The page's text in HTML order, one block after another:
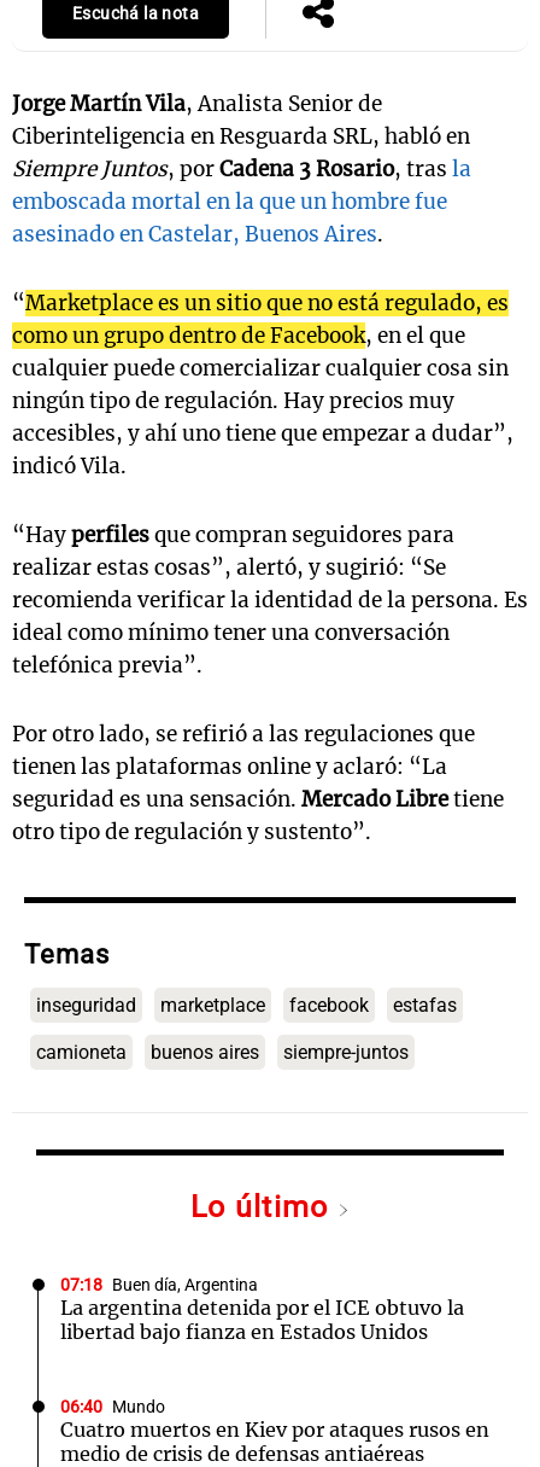
Escuchá la nota
Jorge Martín Vila, Analista Senior de
Ciberinteligencia en Resguarda SRL, habló en
Siempre Juntos, porCadena 3 Rosario, tras la
emboscada mortal en la que un hombre fue
asesinado en Castelar, Buenos Aires.
“Marketplace es un sitio que no está regulado, es
como un grupo dentro de Facebook, en el que
cualquier puede comercializar cualquier cosa sin
ningún tipo de regulación. Hay precios muy
accesibles, y ahí uno tiene que empezar a dudar”,
indicó Vila.
“Hayperfilesque compran seguidores para
realizar estas cosas”, alertó, y sugirió: “Se
recomienda verificar la identidad de la persona. Es
ideal como mínimo tener una conversación
telefónica previa”.
Por otro lado, se refirió a las regulaciones que
tienen las plataformas online y aclaró: “La
seguridad es una sensación. Mercado Libretiene
otro tipo de regulación y sustento”.
Temas
inseguridad marketplace facebook estafas
camioneta buenos aires siempre-juntos
Lo último
07:18 Buen día, Argentina
La argentina detenida por el ICE obtuvo la
libertad bajo fianza en Estados Unidos
06:40 Mundo
Cuatro muertos en Kiev por ataques rusos en
medio de crisis de defensas antiaéreas